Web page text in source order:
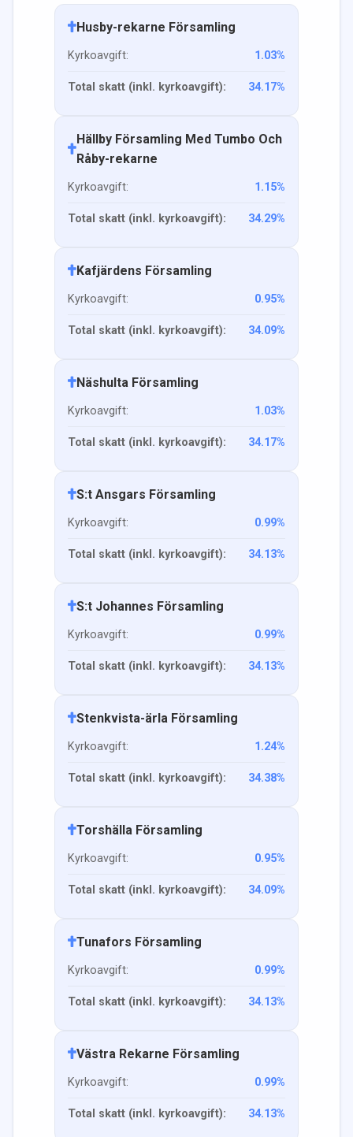
Husby-rekarne Församling
Kyrkoavgift: 1.03%
Total skatt (inkl. kyrkoavgift): 34.17%
Hällby Församling Med Tumbo Och
Råby-rekarne
Kyrkoavgift: 1.15%
Total skatt (inkl. kyrkoavgift): 34.29%
Kafjärdens Församling
Kyrkoavgift: 0.95%
Total skatt (inkl. kyrkoavgift): 34.09%
Näshulta Församling
Kyrkoavgift: 1.03%
Total skatt (inkl. kyrkoavgift): 34.17%
S:t Ansgars Församling
Kyrkoavgift: 0.99%
Total skatt (inkl. kyrkoavgift): 34.13%
S:t Johannes Församling
Kyrkoavgift: 0.99%
Total skatt (inkl. kyrkoavgift): 34.13%
Stenkvista-ärla Församling
Kyrkoavgift: 1.24%
Total skatt (inkl. kyrkoavgift): 34.38%
Torshälla Församling
Kyrkoavgift: 0.95%
Total skatt (inkl. kyrkoavgift): 34.09%
Tunafors Församling
Kyrkoavgift: 0.99%
Total skatt (inkl. kyrkoavgift): 34.13%
Västra Rekarne Församling
Kyrkoavgift: 0.99%
Total skatt (inkl. kyrkoavgift): 34.13%